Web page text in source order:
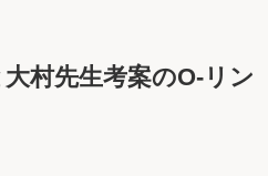
村先生考案のO-リン